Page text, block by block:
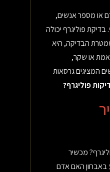
או מספר אנשים,
בדיקת פוליגרף יכולה
הבדיקה, היא
אמת או שקר,
המציגים גרסאות
פוליגרף?
מכשיר
באבחון האם אדם